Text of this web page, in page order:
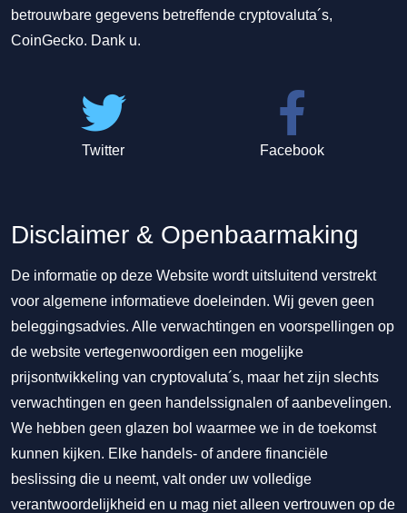
betrouwbare gegevens betreffende cryptovaluta´s,
CoinGecko. Dank u.
Twitter Facebook
Disclaimer & Openbaarmaking
De informatie op deze Website wordt uitsluitend verstrekt
voor algemene informatieve doeleinden. Wij geven geen
beleggingsadvies. Alle verwachtingen en voorspellingen op
de website vertegenwoordigen een mogelijke
prijsontwikkeling van cryptovaluta´s, maar het zijn slechts
verwachtingen en geen handelssignalen of aanbevelingen.
We hebben geen glazen bol waarmee we in de toekomst
kunnen kijken. Elke handels- of andere financiële
beslissing die u neemt, valt onder uw volledige
verantwoordelijkheid en u mag niet alleen vertrouwen op de